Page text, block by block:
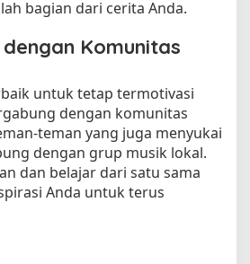
bagian dari cerita Anda.
Komunitas
untuk tetap termotivasi
dengan komunitas
teman yang juga menyukai
dengan grup musik lokal.
dan belajar dari satu sama
Anda untuk terus